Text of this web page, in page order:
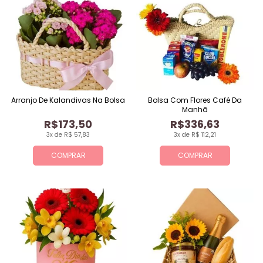
COMPRAR
3x de R$ 57,83
R$173,50
Arranjo De Kalandivas Na Bolsa
COMPRAR
3x de R$ 112,21
R$336,63
Bolsa Com Flores Café Da
Manhã